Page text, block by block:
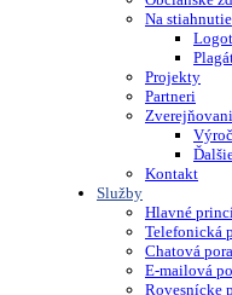
Na stiahnutie
Projekty
Partneri
Kontakt
Služby
Hlavné
Telefonická
Chatová
E-mailová
Rovesnícke